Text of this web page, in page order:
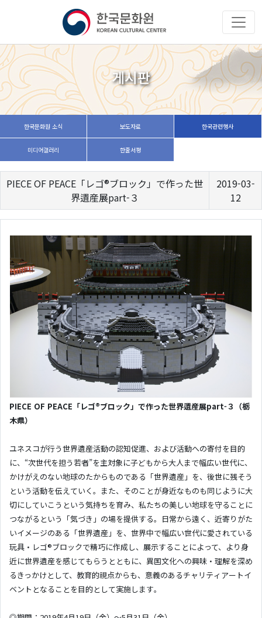
게시판
한국문화원 소식 보도자료 한국관련행사
미디어갤러리 한줄서평
PIECE OF PEACE「レゴ®ブロック」で作った世
界遺産展part-３
2019-03-
12
PIECE OF PEACE「レゴ®ブロック」で作った世界遺産展part-３（栃
木県）
ユネスコが行う世界遺産活動の認知促進、および活動への寄付を目的
に、“次世代を担う若者”を主対象に子どもから大人まで幅広い世代に、
かけがえのない地球のたからものである「世界遺産」を、後世に残そう
という活動を伝えていく。また、そのことが身近なものも同じように大
切にしていこうという気持ちを育み、私たちの美しい地球を守ることに
つながるという「気づき」の場を提供する。日常から遠く、近寄りがた
いイメージのある「世界遺産」を、世界中で幅広い世代に愛されている
玩具・レゴ®ブロックで精巧に作成し、展示することによって、より身
近に世界遺産を感じてもらうとともに、異国文化への興味・理解を深め
るきっかけとして、教育的視点からも、意義のあるチャリティアートイ
ベントとなることを目的として実施します。